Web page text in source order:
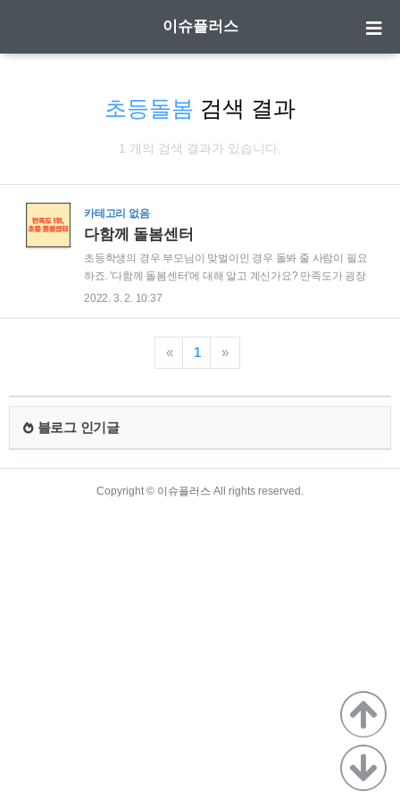
이슈플러스
초등돌봄 검색 결과
1 개의 검색 결과가 있습니다.
카테고리 없음
다함께 돌봄센터
초등학생의 경우 부모님이 맞벌이인 경우 돌봐 줄 사람이 필요
하죠. '다함께 돌봄센터'에 대해 알고 계신가요? 만족도가 굉장
히 높은 돌봄 서비스를 제공하는 제도인데요, 평소 운영하던 시
봄센터의 경우 소득과 상관없이 신청이 가능하다고 합니다. 그
럼, 다함께 돌봄센터와 운영시간 연장 시범사업에 대해서 알아
운영시간 연장 시범사업이란 3. 다함께 돌봄센터 운영시간 연장
시범사업 참여 센터 4. 다함께 돌봄센터 우선순위 기준 5. 다함
께 돌봄센터 양질의 돌봄서비스 제공 *보건복지부 공식 보도자
2022. 3. 2. 10:37
« 1 »
블로그 인기글
Copyright © 이슈플러스 All rights reserved.
TistoryWhaleSkin3.4